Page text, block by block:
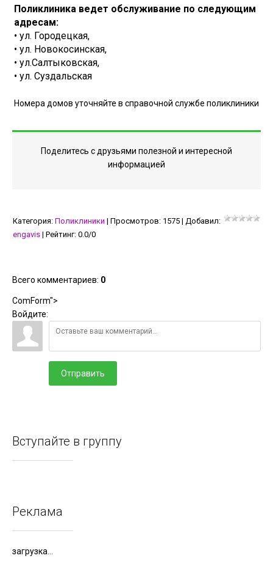
Поликлиника ведет обслуживание по следующим
адресам:
• ул. Городецкая,
• ул. Новокосинская,
• ул.Салтыковская,
• ул. Суздальская
Номера домов уточняйте в справочной службе поликлиники
Поделитесь с друзьями полезной и интересной
информацией
Категория: Поликлиники | Просмотров: 1575 | Добавил:
engavis | Рейтинг: 0.0/0
Всего комментариев: 0
ComForm">
Войдите:
Отправить
Вступайте в группу
Реклама
загрузка...